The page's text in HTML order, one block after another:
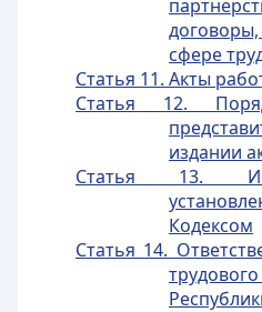
сфере
Статья 11. Акты
Статья 12.
издании
Статья 13.
Кодексом
Статья 14.